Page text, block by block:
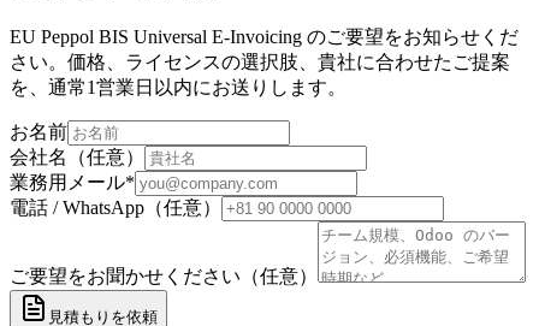
EU Peppol BIS Universal E-Invoicing のご要望をお知らせくだ
さい。価格、ライセンスの選択肢、貴社に合わせたご提案
を、通常1営業日以内にお送りします。
お名前
会社名（任意）
業務用メール*
電話 / WhatsApp（任意）
ご要望をお聞かせください（任意）
見積もりを依頼